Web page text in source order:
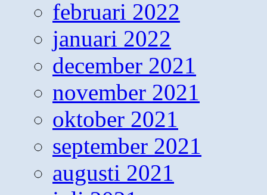
februari 2022
januari 2022
december 2021
november 2021
oktober 2021
september 2021
augusti 2021